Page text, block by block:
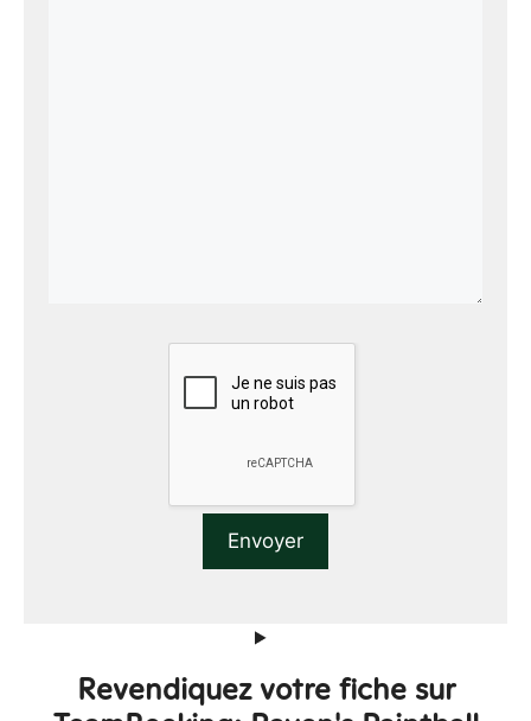
Revendiquez votre fiche sur